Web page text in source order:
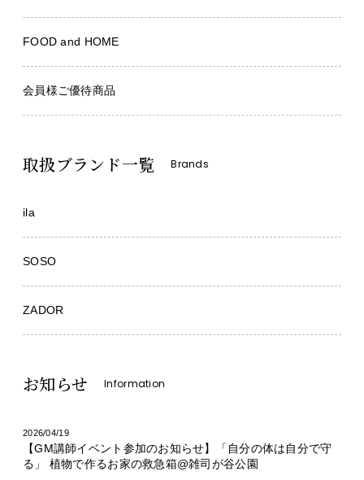
FOOD and HOME
会員様ご優待商品
取扱ブランド一覧 Brands
ila
SOSO
ZADOR
お知らせ Information
2026/04/19
【GM講師イベント参加のお知らせ】「自分の体は自分で守
る」 植物で作るお家の救急箱@雑司が谷公園